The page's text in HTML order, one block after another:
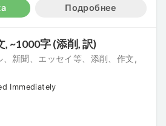
Подробнее
, ~1000字 (添削, 訳)
、新聞、エッセイ等、添削、作文,
Immediately